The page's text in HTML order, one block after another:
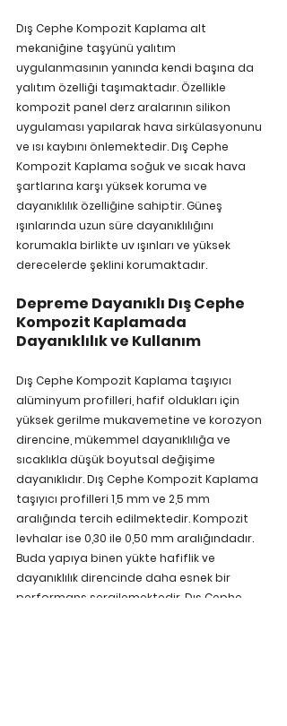
Dış Cephe Kompozit Kaplama alt
mekaniğine taşyünü yalıtım
uygulanmasının yanında kendi başına da
yalıtım özelliği taşımaktadır. Özellikle
kompozit panel derz aralarının silikon
uygulaması yapılarak hava sirkülasyonunu
ve ısı kaybını önlemektedir. Dış Cephe
Kompozit Kaplama soğuk ve sıcak hava
şartlarına karşı yüksek koruma ve
dayanıklılık özelliğine sahiptir. Güneş
ışınlarında uzun süre dayanıklılığını
korumakla birlikte uv ışınları ve yüksek
derecelerde şeklini korumaktadır.
Depreme Dayanıklı Dış Cephe
Kompozit Kaplamada
Dayanıklılık ve Kullanım
Dış Cephe Kompozit Kaplama taşıyıcı
alüminyum profilleri, hafif oldukları için
yüksek gerilme mukavemetine ve korozyon
direncine, mükemmel dayanıklılığa ve
sıcaklıkla düşük boyutsal değişime
dayanıklıdır. Dış Cephe Kompozit Kaplama
taşıyıcı profilleri 1,5 mm ve 2,5 mm
aralığında tercih edilmektedir. Kompozit
levhalar ise 0,30 ile 0,50 mm aralığındadır.
Buda yapıya binen yükte hafiflik ve
dayanıklılık direncinde daha esnek bir
performans sergilemektedir. Dış Cephe